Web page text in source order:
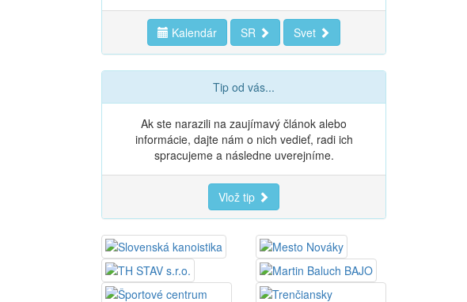
Kalendár SR Svet
Tip od vás...
Ak ste narazili na zaujímavý článok alebo
informácie, dajte nám o nich vedieť, radi ich
spracujeme a následne uverejníme.
Vlož tip